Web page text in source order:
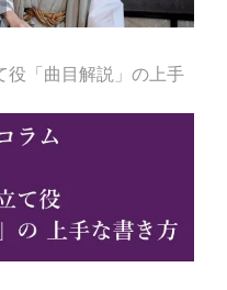
役「曲目解説」の上手